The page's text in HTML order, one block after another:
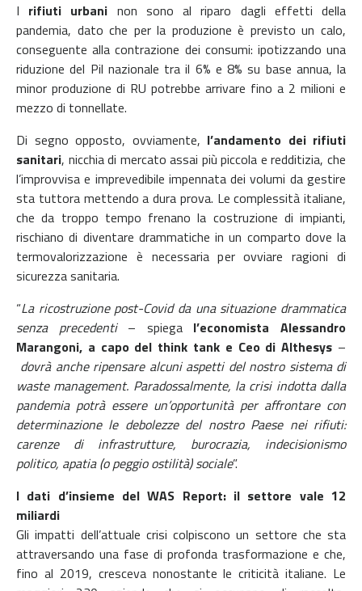
I rifiuti urbani non sono al riparo dagli effetti della
pandemia, dato che per la produzione è previsto un calo,
conseguente alla contrazione dei consumi: ipotizzando una
riduzione del Pil nazionale tra il 6% e 8% su base annua, la
minor produzione di RU potrebbe arrivare fino a 2 milioni e
mezzo di tonnellate.
Di segno opposto, ovviamente, l’andamento dei rifiuti
sanitari, nicchia di mercato assai più piccola e redditizia, che
l’improvvisa e imprevedibile impennata dei volumi da gestire
sta tuttora mettendo a dura prova. Le complessità italiane,
che da troppo tempo frenano la costruzione di impianti,
rischiano di diventare drammatiche in un comparto dove la
termovalorizzazione è necessaria per ovviare ragioni di
sicurezza sanitaria.
“La ricostruzione post-Covid da una situazione drammatica
senza precedenti– spiega l’economista Alessandro
Marangoni, a capo del think tank e Ceo di Althesys –
dovrà anche ripensare alcuni aspetti del nostro sistema di
waste management. Paradossalmente, la crisi indotta dalla
pandemia potrà essere un’opportunità per affrontare con
determinazione le debolezze del nostro Paese nei rifiuti:
carenze di infrastrutture, burocrazia, indecisionismo
politico, apatia (o peggio ostilità) sociale”.
I dati d’insieme del WAS Report: il settore vale 12
miliardi
Gli impatti dell’attuale crisi colpiscono un settore che sta
attraversando una fase di profonda trasformazione e che,
fino al 2019, cresceva nonostante le criticità italiane. Le